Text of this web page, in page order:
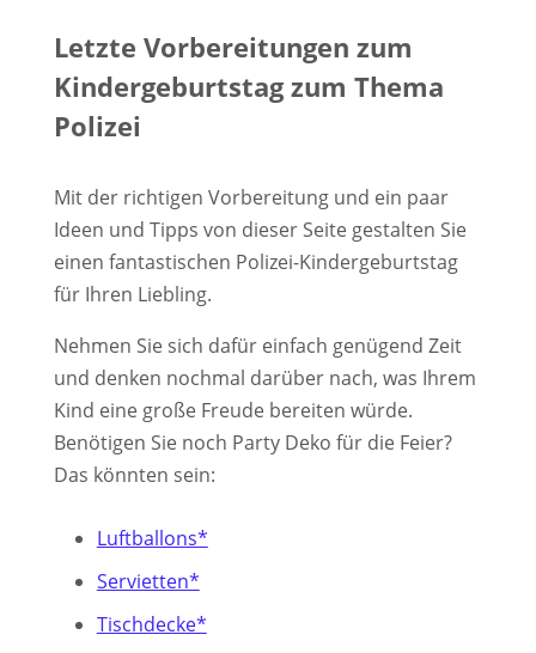
Letzte Vorbereitungen zum
Kindergeburtstag zum Thema
Polizei
Mit der richtigen Vorbereitung und ein paar
Ideen und Tipps von dieser Seite gestalten Sie
einen fantastischen Polizei-Kindergeburtstag
für Ihren Liebling.
Nehmen Sie sich dafür einfach genügend Zeit
und denken nochmal darüber nach, was Ihrem
Kind eine große Freude bereiten würde.
Benötigen Sie noch Party Deko für die Feier?
Das könnten sein:
Luftballons*
Servietten*
Tischdecke*